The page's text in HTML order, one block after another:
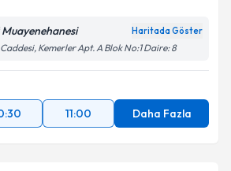
Haritada Göster
Kemerler Apt. A Blok No:1 Daire: 8
11:00 Daha Fazla